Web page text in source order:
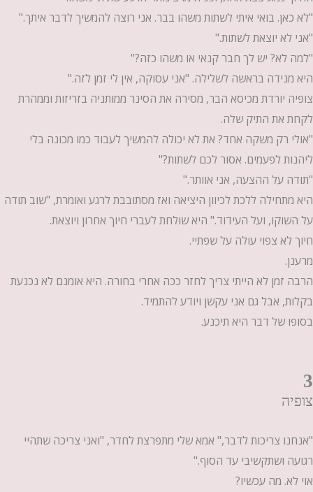
"לא כאן. בואי איתי לשתות משהו בבר. אני רוצה להמשיך לדבר איתך."
"אני לא יוצאת לשתות."
"למה לא? יש לך חבר קנאי או משהו כזה?"
היא מנידה בראשה לשלילה. "אני עסוקה, אין לי זמן לזה."
צופיה יורדת מכיסא הבר, מסירה את הסינר ממותניה בזריזות וממהרת
לקחת את התיק שלה.
"אולי רק משקה אחד? את לא יכולה להמשיך לעבוד כמו מכונה בלי
ליהנות לפעמים. אסור לכם לשתות?"
"תודה על ההצעה, אני אוותר."
היא מתחילה ללכת לכיוון היציאה ואז מסתובבת לרגע ואומרת, "שוב תודה
על השוקו, ועל העידוד." היא שולחת לעברי חיוך אחרון ויוצאת.
חיוך לא צפוי עולה על שפתיי.
מרענן.
הרבה זמן לא הייתי צריך לחזר ככה אחרי בחורה. היא אומנם לא נכנעת
בקלות, אבל גם אני עקשן ויודע להתמיד.
בסופו של דבר היא תיכנע.
3
צופיה
"אנחנו צריכות לדבר," אמא שלי מתפרצת לחדר, "ואני צריכה שתהיי
רגועה ושתקשיבי עד הסוף."
אוי לא. מה עכשיו?